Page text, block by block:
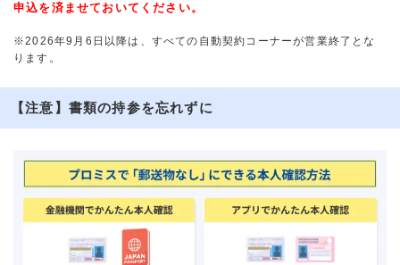
申込を済ませておいてください。
※2026年9月6日以降は、すべての自動契約コーナーが営業終了とな
ります。
【注意】書類の持参を忘れずに